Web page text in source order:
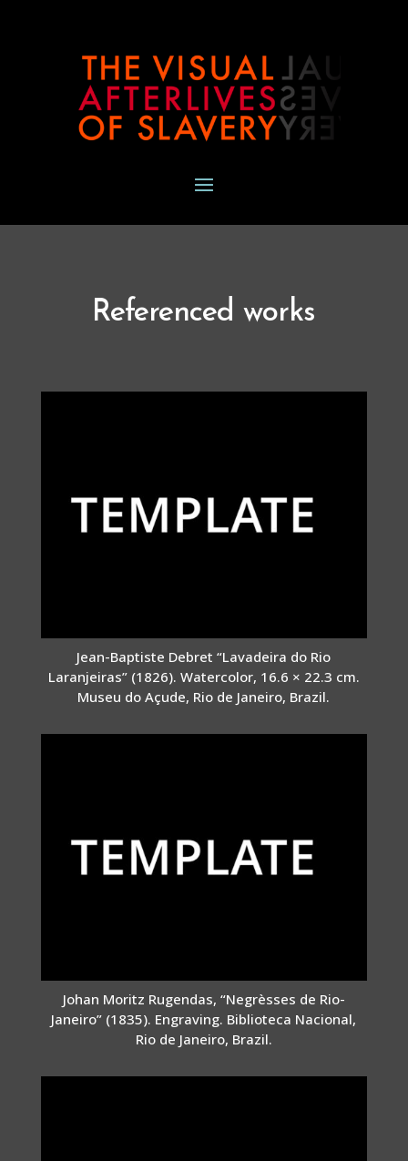
Referenced works
Jean-Baptiste Debret “Lavadeira do Rio
Laranjeiras” (1826). Watercolor, 16.6 × 22.3 cm.
Museu do Açude, Rio de Janeiro, Brazil.
Johan Moritz Rugendas, “Negrèsses de Rio-
Janeiro” (1835). Engraving. Biblioteca Nacional,
Rio de Janeiro, Brazil.